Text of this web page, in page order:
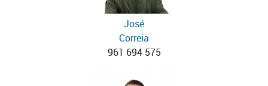
José
Correia
961 694 575